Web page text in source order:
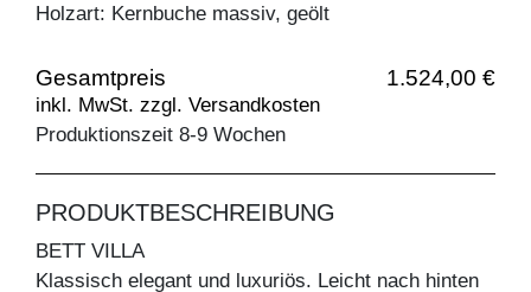
Holzart: Kernbuche massiv, geölt
Gesamtpreis 1.524,00 €
inkl. MwSt. zzgl. Versandkosten
Produktionszeit 8-9 Wochen
PRODUKTBESCHREIBUNG
BETT VILLA
Klassisch elegant und luxuriös. Leicht nach hinten